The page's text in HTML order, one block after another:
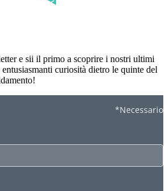
e sii il primo a scoprire i nostri ultimi
curiosità dietro le quinte del
*Necessario